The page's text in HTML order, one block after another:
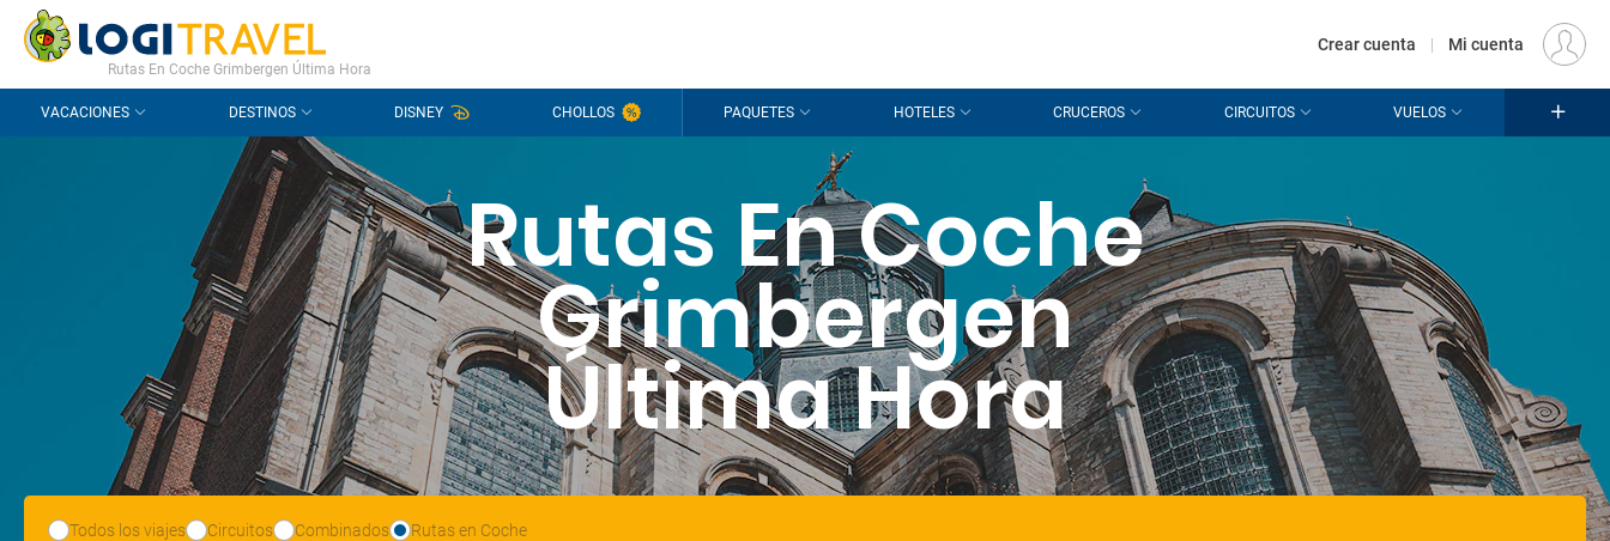
CONTACTO PREGUNTAS FRECUENTES EUR
Rutas En Coche Grimbergen Última Hora
Crear cuenta | Mi cuenta
VACACIONES DESTINOS DISNEY CHOLLOS PAQUETES HOTELES CRUCEROS CIRCUITOS VUELOS
Rutas En Coche
Grimbergen
Última Hora
Todos los viajes Circuitos Combinados Rutas en Coche